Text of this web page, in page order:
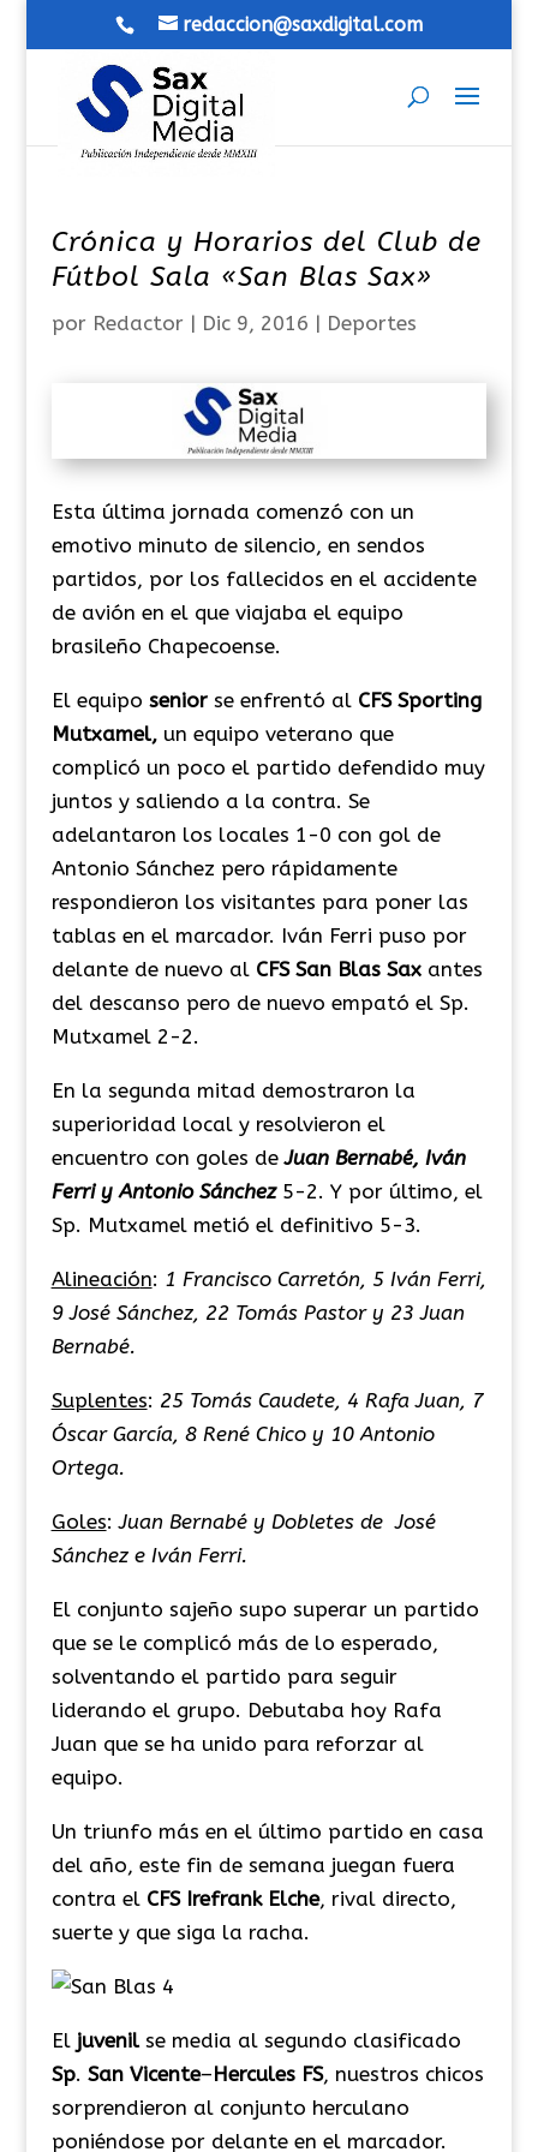
redaccion@saxdigital.com
Crónica y Horarios del Club de
Fútbol Sala «San Blas Sax»
por Redactor| Dic 9, 2016 | Deportes
Esta última jornada comenzó con un
emotivo minuto de silencio, en sendos
partidos, por los fallecidos en el accidente
de avión en el que viajaba el equipo
brasileño Chapecoense.
El equipo senior se enfrentó al CFS Sporting
Mutxamel,un equipo veterano que
complicó un poco el partido defendido muy
juntos y saliendo a la contra. Se
adelantaron los locales 1-0 con gol de
Antonio Sánchez pero rápidamente
respondieron los visitantes para poner las
tablas en el marcador. Iván Ferri puso por
delante de nuevo al CFS San Blas Saxantes
del descanso pero de nuevo empató el Sp.
Mutxamel 2-2.
En la segunda mitad demostraron la
superioridad local y resolvieron el
encuentro con goles deJuan Bernabé, Iván
Ferri y Antonio Sánchez 5-2. Y por último, el
Sp. Mutxamel metió el definitivo 5-3.
Alineación: 1 Francisco Carretón, 5 Iván Ferri,
9 José Sánchez, 22 Tomás Pastor y 23 Juan
Bernabé.
Suplentes: 25 Tomás Caudete, 4 Rafa Juan, 7
Óscar García, 8 René Chico y 10 Antonio
Ortega.
Goles: Juan Bernabé y Dobletes de José
Sánchez e Iván Ferri.
El conjunto sajeño supo superar un partido
que se le complicó más de lo esperado,
solventando el partido para seguir
liderando el grupo. Debutaba hoy Rafa
Juan que se ha unido para reforzar al
equipo.
Un triunfo más en el último partido en casa
del año, este fin de semana juegan fuera
contra el CFS Irefrank Elche, rival directo,
suerte y que siga la racha.
El juvenil se media al segundo clasificado
Sp. San Vicente–Hercules FS, nuestros chicos
sorprendieron al conjunto herculano
poniéndose por delante en el marcador.